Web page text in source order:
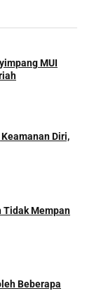
MUI
Diri,
Tidak Mempan
Beberapa